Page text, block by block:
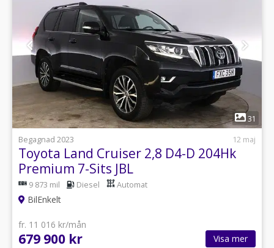
1
31
Begagnad 2023
12 maj
Toyota Land Cruiser 2,8 D4-D 204Hk
Premium 7-Sits JBL
9 873 mil Diesel Automat
BilEnkelt
fr. 11 016 kr/mån
679 900 kr Visa mer